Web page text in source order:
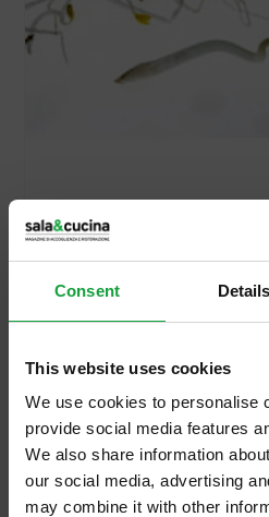
Consent Details
This website uses cookies
We use cookies to personalise
provide social media features
We also share information
our social media, advertising
may combine it with other
Batterio killer da
avvolgeva di mistero
Escherichia Coli,
fonti ufficiali tedesche
causa nei germogli […]